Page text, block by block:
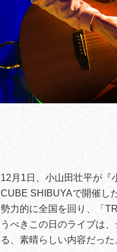
12月1日、小山田壮平が『
CUBE SHIBUYAで開催し
勢力的に全国を回り、「
うべきこの日のライブは
る、素晴らしい内容だった